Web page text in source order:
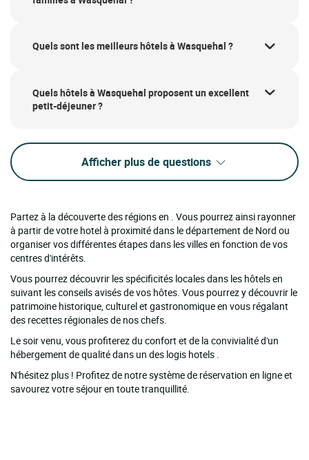
Quels sont les meilleurs hôtels à Wasquehal ?
Quels hôtels à Wasquehal proposent un excellent
petit-déjeuner ?
Afficher plus de questions
Partez à la découverte des régions en . Vous pourrez ainsi rayonner
à partir de votre hotel à proximité dans le département de Nord ou
organiser vos différentes étapes dans les villes en fonction de vos
centres d'intérêts.
Vous pourrez découvrir les spécificités locales dans les hôtels en
suivant les conseils avisés de vos hôtes. Vous pourrez y découvrir le
patrimoine historique, culturel et gastronomique en vous régalant
des recettes régionales de nos chefs.
Le soir venu, vous profiterez du confort et de la convivialité d'un
hébergement de qualité dans un des logis hotels .
N'hésitez plus ! Profitez de notre système de réservation en ligne et
savourez votre séjour en toute tranquillité.